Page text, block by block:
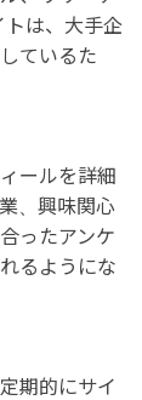
トは、大手企
ているた
ールを詳細
、興味関心
ったアンケ
るようにな
期的にサイ